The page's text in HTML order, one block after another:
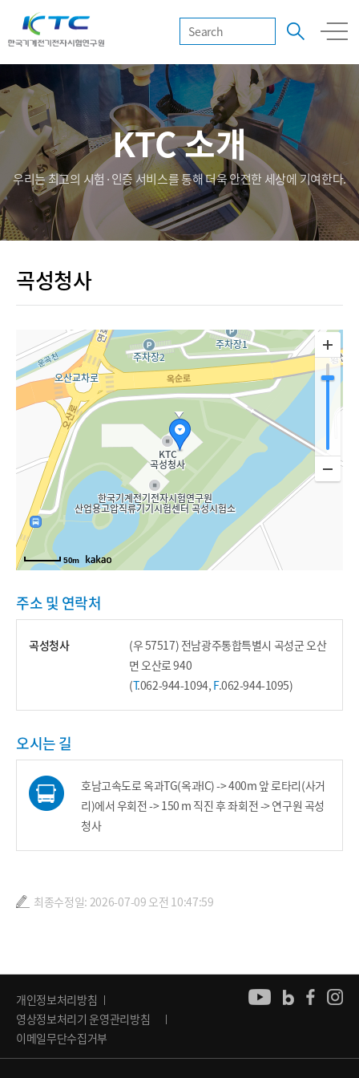
KTC 소개
우리는 최고의 시험·인증 서비스를 통해 더욱 안전한 세상에 기여한다.
곡성청사
50m
주소 및 연락처
곡성청사
(우 57517) 전남광주통합특별시 곡성군 오산
면 오산로 940
(T.062-944-1094, F.062-944-1095)
오시는 길
호남고속도로 옥과TG(옥과IC) -> 400m 앞 로타리(사거
리)에서 우회전 -> 150 m 직진 후 좌회전 -> 연구원 곡성
청사
최종수정일: 2026-07-09 오전 10:47:59
개인정보처리방침
영상정보처리기 운영관리방침
이메일무단수집거부